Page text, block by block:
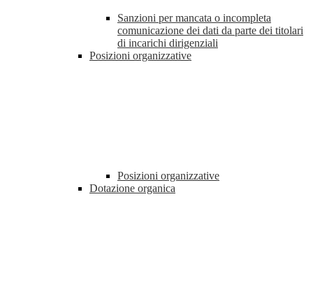
Sanzioni per mancata o incompleta
comunicazione dei dati da parte dei titolari
di incarichi dirigenziali
Posizioni organizzative
Posizioni organizzative
Dotazione organica